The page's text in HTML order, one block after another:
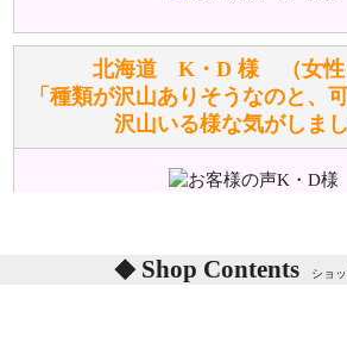
詳しくはこちら をご覧ください。
ぬいぐるみの耳に付いているボタン
味などがありますか？
詳しくはこちらをご覧ください。
北海道 K・D 様 （
「種類が沢山ありそうなのと、
沢山いる様な気がしまし
東京都 M・K 様 （
「対応はどちらも丁寧でした。
Shop Contents ショ